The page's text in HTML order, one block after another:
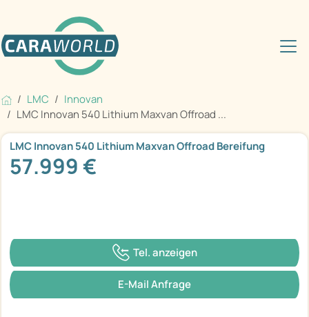
LMC
Innovan
LMC Innovan 540 Lithium Maxvan Offroad ...
LMC Innovan 540 Lithium Maxvan Offroad Bereifung
57.999 €
Tel. anzeigen
E-Mail Anfrage